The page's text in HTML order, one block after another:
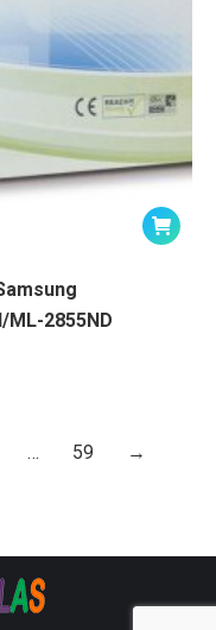
ML-2855ND
… 59 →